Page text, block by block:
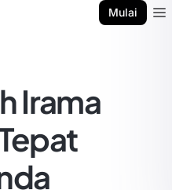
Mulai
Irama